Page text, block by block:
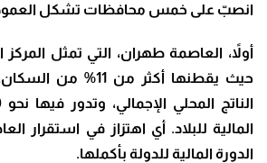
انصبّ على خمس محافظات تشكل العمود
أولاً، العاصمة طهران، التي تمثل المركز
حيث يقطنها أكثر من
المالية للبلاد. أي اهتزاز في استقرار
الدورة المالية للدولة بأكملها.